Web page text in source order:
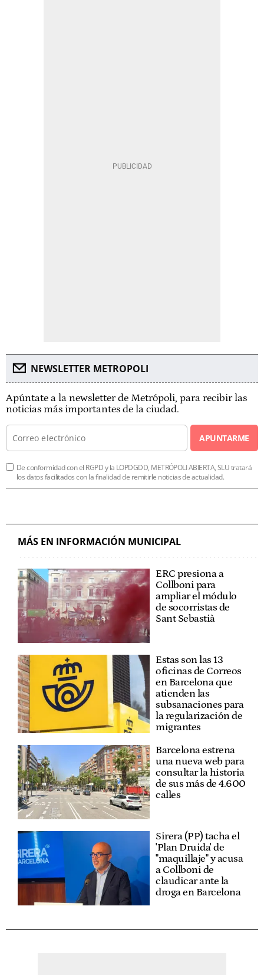
NEWSLETTER METROPOLI
Apúntate a la newsletter de Metrópoli, para recibir las
noticias más importantes de la ciudad.
APUNTARME
De conformidad con el RGPD y la LOPDGDD, METRÓPOLI ABIERTA, SLU tratará
los datos facilitados con la finalidad de remitirle noticias de actualidad.
MÁS EN INFORMACIÓN MUNICIPAL
ERC presiona a
Collboni para
ampliar el módulo
de socorristas de
Sant Sebastià
Estas son las 13
oficinas de Correos
en Barcelona que
atienden las
subsanaciones para
la regularización de
migrantes
Barcelona estrena
una nueva web para
consultar la historia
de sus más de 4.600
calles
Sirera (PP) tacha el
'Plan Druida' de
"maquillaje" y acusa
a Collboni de
claudicar ante la
droga en Barcelona